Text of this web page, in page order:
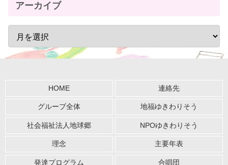
アーカイブ
HOME 連絡先
グループ全体 地福ゆきわりそう
社会福祉法人地球郷 NPOゆきわりそう
理念 主要年表
発達プログラム 合唱団